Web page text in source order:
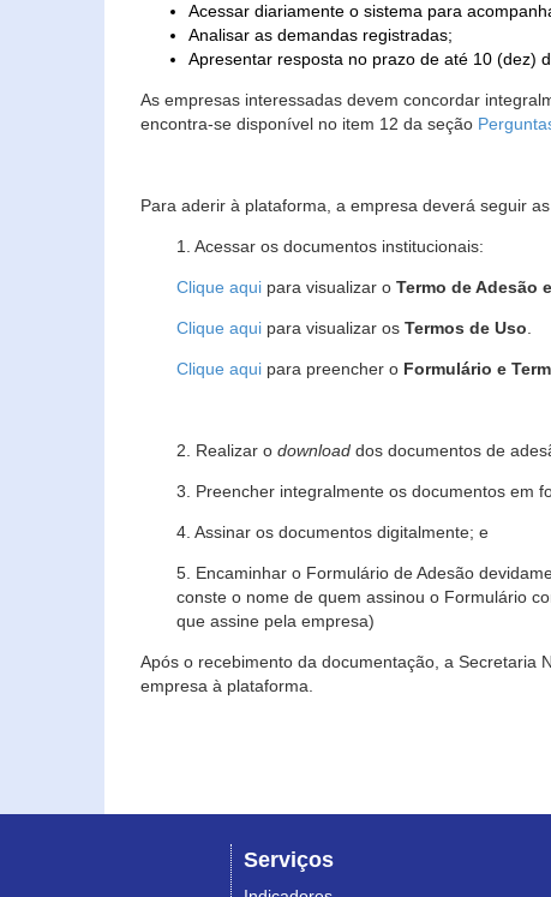
Acessar diariamente o sistema para
Analisar as demandas registradas;
Apresentar resposta no prazo de até 10 (dez)
As empresas interessadas devem concordar
encontra-se disponível no item 12 da seção
Para aderir à plataforma, a empresa deverá seguir
1. Acessar os documentos institucionais:
Clique aqui para visualizar o Termo de Adesão
Clique aqui para visualizar os Termos de Uso
Clique aqui para preencher o Formulário e
2. Realizar o download dos documentos de
3. Preencher integralmente os documentos em
4. Assinar os documentos digitalmente; e
5. Encaminhar o Formulário de Adesão
conste o nome de quem assinou o Formulário
que assine pela empresa)
Após o recebimento da documentação, a Secretaria
empresa à plataforma.
Serviços